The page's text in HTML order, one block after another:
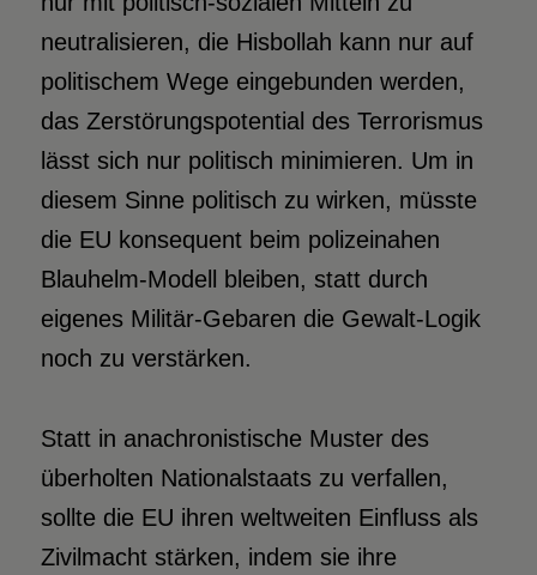
neutralisieren, die Hisbollah kann nur auf
politischem Wege eingebunden werden,
das Zerstörungspotential des Terrorismus
lässt sich nur politisch minimieren. Um in
diesem Sinne politisch zu wirken, müsste
die EU konsequent beim polizeinahen
Blauhelm-Modell bleiben, statt durch
eigenes Militär-Gebaren die Gewalt-Logik
noch zu verstärken.
Statt in anachronistische Muster des
überholten Nationalstaats zu verfallen,
sollte die EU ihren weltweiten Einfluss als
Zivilmacht stärken, indem sie ihre